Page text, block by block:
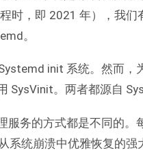
时，即 2021 年），我
。
init 系统。然而，
SysVinit。两者都源自
服务的方式都是不同的
系统崩溃中优雅恢复的强